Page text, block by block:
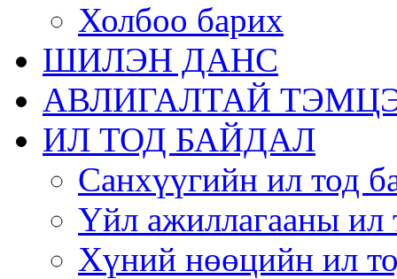
Холбоо барих
ШИЛЭН ДАНС
АВЛИГАЛТАЙ
ИЛ ТОД БАЙДАЛ
Санхүүгийн ил тод
Үйл ажиллагааны ил
Хүний нөөцийн ил